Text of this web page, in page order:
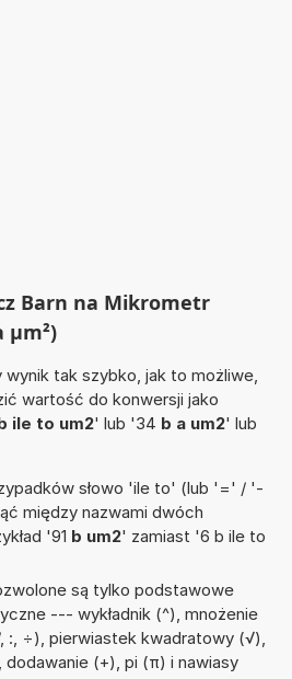
Barn na Mikrometr
µm²)
tak szybko, jak to możliwe,
wartość do konwersji jako
ile to um2' lub '34 b a um2' lub
słowo 'ile to' (lub '=' / '-
między nazwami dwóch
'91 b um2' zamiast '6 b ile to
są tylko podstawowe
--- wykładnik (^), mnożenie
:, ÷), pierwiastek kwadratowy (√),
(+), pi (π) i nawiasy